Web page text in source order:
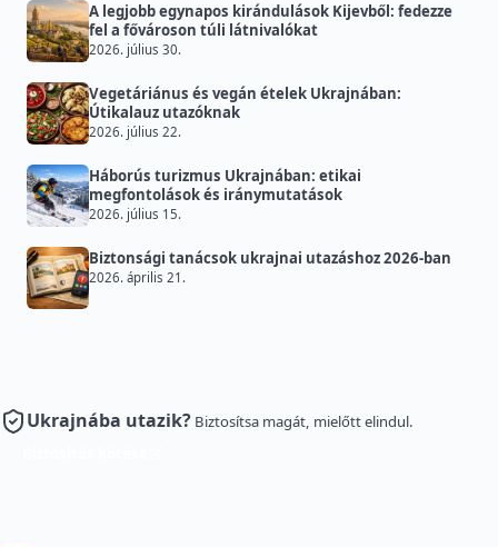
A legjobb egynapos kirándulások Kijevből: fedezze
fel a fővároson túli látnivalókat
2026. július 30.
Vegetáriánus és vegán ételek Ukrajnában:
Útikalauz utazóknak
2026. július 22.
Háborús turizmus Ukrajnában: etikai
megfontolások és iránymutatások
2026. július 15.
Biztonsági tanácsok ukrajnai utazáshoz 2026-ban
2026. április 21.
Ukrajnába utazik? Biztosítsa magát, mielőtt elindul.